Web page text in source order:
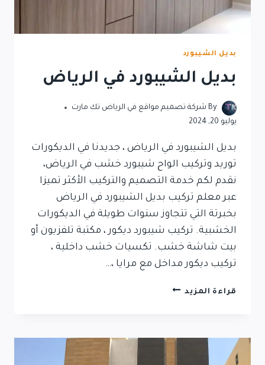
بديل الشيبورد
بديل الشيبورد في الرياض
By شركة تصميم مواقع في الرياض تك مارت
يوليو 20, 2024
بديل الشيبورد في الرياض ، جديدنا في الديكورات
توريد وتركيب الواح شيبورد خشب في الرياض،
نقدم لكم خدمة التصميم والتركيب الأكثر تميزا
عبر معلم تركيب بديل الشيبورد في الرياض
بخبرتة التي تتجاوز سنوات طويلة في الديكورات
الخشبية. تركيب شيبورد ديكور ، مكتبة تلفزيون أو
بيت شاشة خشب. تكسيات خشب داخلية ،
تركيب ديكور مداخل مع مرايا ،…
قراءة المزيد